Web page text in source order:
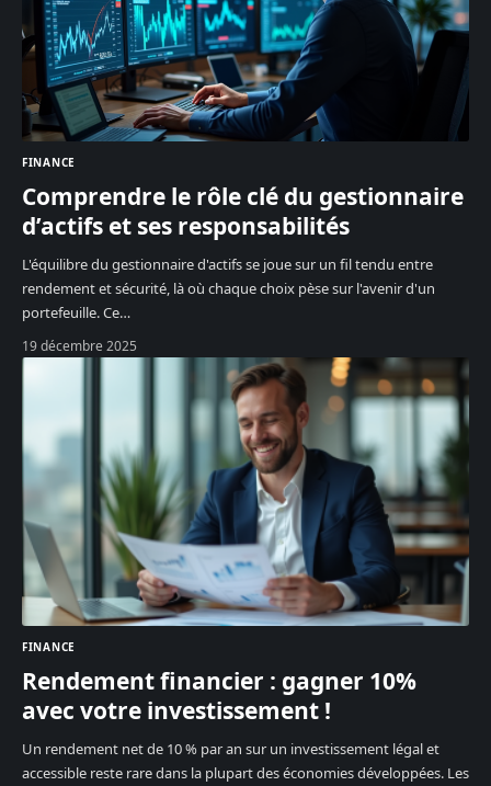
FINANCE
Comprendre le rôle clé du gestionnaire
d’actifs et ses responsabilités
L'équilibre du gestionnaire d'actifs se joue sur un fil tendu entre
rendement et sécurité, là où chaque choix pèse sur l'avenir d'un
portefeuille. Ce…
19 décembre 2025
FINANCE
Rendement financier : gagner 10%
avec votre investissement !
Un rendement net de 10 % par an sur un investissement légal et
accessible reste rare dans la plupart des économies développées. Les